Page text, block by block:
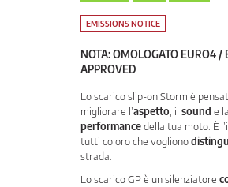
EMISSIONS NOTICE
NOTA: OMOLOGATO EURO4 /
APPROVED
Lo scarico slip-on Storm è
migliorare l’aspetto , il sound e la
performancedella tua moto. È
tutti coloro che vogliono
strada.
Lo scarico GP è un silenziatore